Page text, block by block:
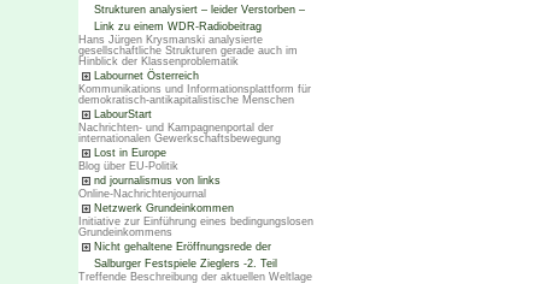
Strukturen analysiert – leider Verstorben –
Link zu einem WDR-Radiobeitrag
Hans Jürgen Krysmanski analysierte
gesellschaftliche Strukturen gerade auch im
Hinblick der Klassenproblematik
Labournet Österreich
Kommunikations und Informationsplattform für
demokratisch-antikapitalistische Menschen
LabourStart
Nachrichten- und Kampagnenportal der
internationalen Gewerkschaftsbewegung
Lost in Europe
Blog über EU-Politik
nd journalismus von links
Online-Nachrichtenjournal
Netzwerk Grundeinkommen
Initiative zur Einführung eines bedingungslosen
Grundeinkommens
Nicht gehaltene Eröffnungsrede der
Salburger Festspiele Zieglers -2. Teil
Treffende Beschreibung der aktuellen Weltlage